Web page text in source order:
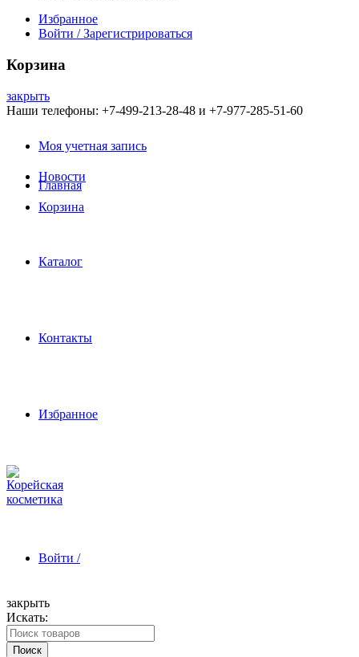
Избранное
Войти / Зарегистрироваться
Корзина
закрыть
Наши телефоны: +7-499-213-28-48 и +7-977-285-51-60
Моя учетная запись
Новости
Корзина
Главная
Каталог
Контакты
Избранное
Войти /
Зарегистрироваться
закрыть
Искать:
Поиск